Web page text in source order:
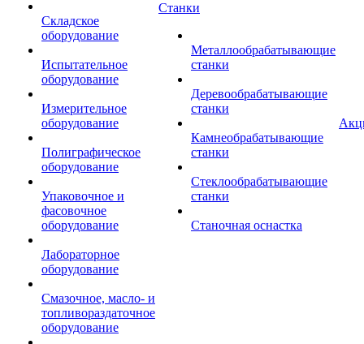
Складское
оборудование
Испытательное
оборудование
Измерительное
оборудование
Полиграфическое
оборудование
Упаковочное и
фасовочное
оборудование
Лабораторное
оборудование
Смазочное, масло- и
топливораздаточное
оборудование
Станки
Металлообрабатывающие
станки
Деревообрабатывающие
станки
Камнеобрабатывающие
станки
Стеклообрабатывающие
станки
Станочная оснастка